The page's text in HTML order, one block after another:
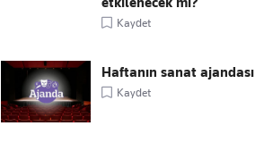
Kaydet
Haftanın sanat ajandası
Kaydet